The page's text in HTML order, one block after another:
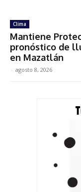
Clima
Mantiene
pronóstico de
en Mazatlán
- agosto 8, 2026